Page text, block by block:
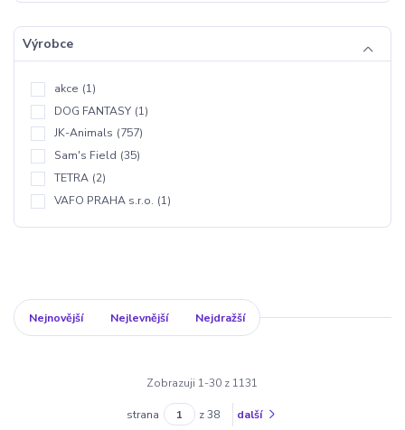
Výrobce
akce (1)
DOG FANTASY (1)
JK-Animals (757)
Sam's Field (35)
TETRA (2)
VAFO PRAHA s.r.o. (1)
Nejnovější Nejlevnější Nejdražší
Zobrazuji 1-30 z 1131
strana z 38 další